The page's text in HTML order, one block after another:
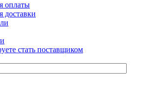
оплаты
доставки
стать поставщиком